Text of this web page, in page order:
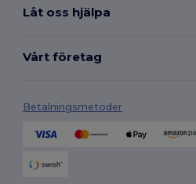
Låt oss hjälpa
Vårt företag
Betalningsmetoder